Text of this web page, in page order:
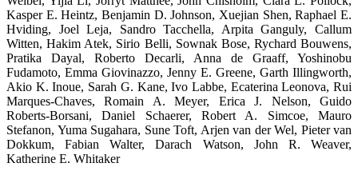
Kasper E. Heintz, Benjamin D. Johnson, Xuejian Shen, Raphael E.
Hviding, Joel Leja, Sandro Tacchella, Arpita Ganguly, Callum
Witten, Hakim Atek, Sirio Belli, Sownak Bose, Rychard Bouwens,
Pratika Dayal, Roberto Decarli, Anna de Graaff, Yoshinobu
Fudamoto, Emma Giovinazzo, Jenny E. Greene, Garth Illingworth,
Akio K. Inoue, Sarah G. Kane, Ivo Labbe, Ecaterina Leonova, Rui
Marques-Chaves, Romain A. Meyer, Erica J. Nelson, Guido
Roberts-Borsani, Daniel Schaerer, Robert A. Simcoe, Mauro
Stefanon, Yuma Sugahara, Sune Toft, Arjen van der Wel, Pieter van
Dokkum, Fabian Walter, Darach Watson, John R. Weaver,
Katherine E. Whitaker